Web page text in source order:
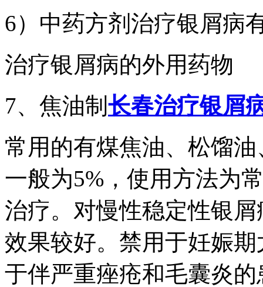
6）中药方剂治疗银屑病
治疗银屑病的外用药物
7、焦油制 长春治疗银屑
常用的有煤焦油、松馏
一般为5%，使用方法为
治疗。对慢性稳定性银
效果较好。禁用于妊娠
于伴严重痤疮和毛囊炎的